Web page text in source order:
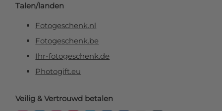
Talen/landen
Fotogeschenk.nl
Fotogeschenk.be
Ihr-fotogeschenk.de
Photogift.eu
Veilig & Vertrouwd betalen